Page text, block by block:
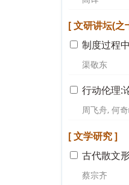
[ 文研讲坛(
制度过程
渠敬东
行动伦理:
周飞舟, 何
[ 文学研究 ]
古代散文
蔡宗齐